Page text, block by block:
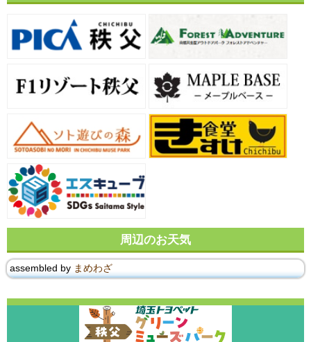
周辺のお天気
assembled by まめわざ